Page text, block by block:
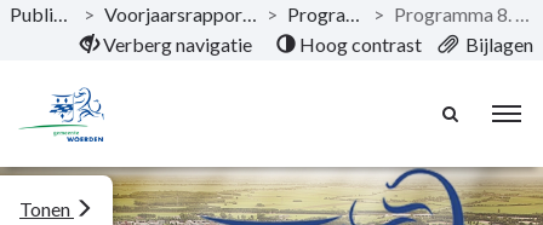
Naar hoofdinhoud
Publicaties > Voorjaarsrapportage 2023 > Programma's >
Programma 8. Overhead
Verberg navigatie
Hoog contrast Bijlagen
Tonen